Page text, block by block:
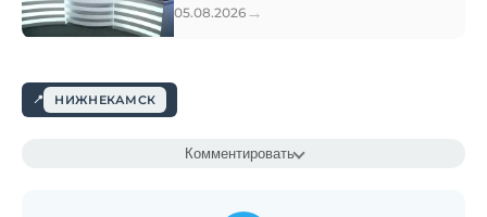
05.08.2026 →
НИЖНЕКАМСК
Комментировать